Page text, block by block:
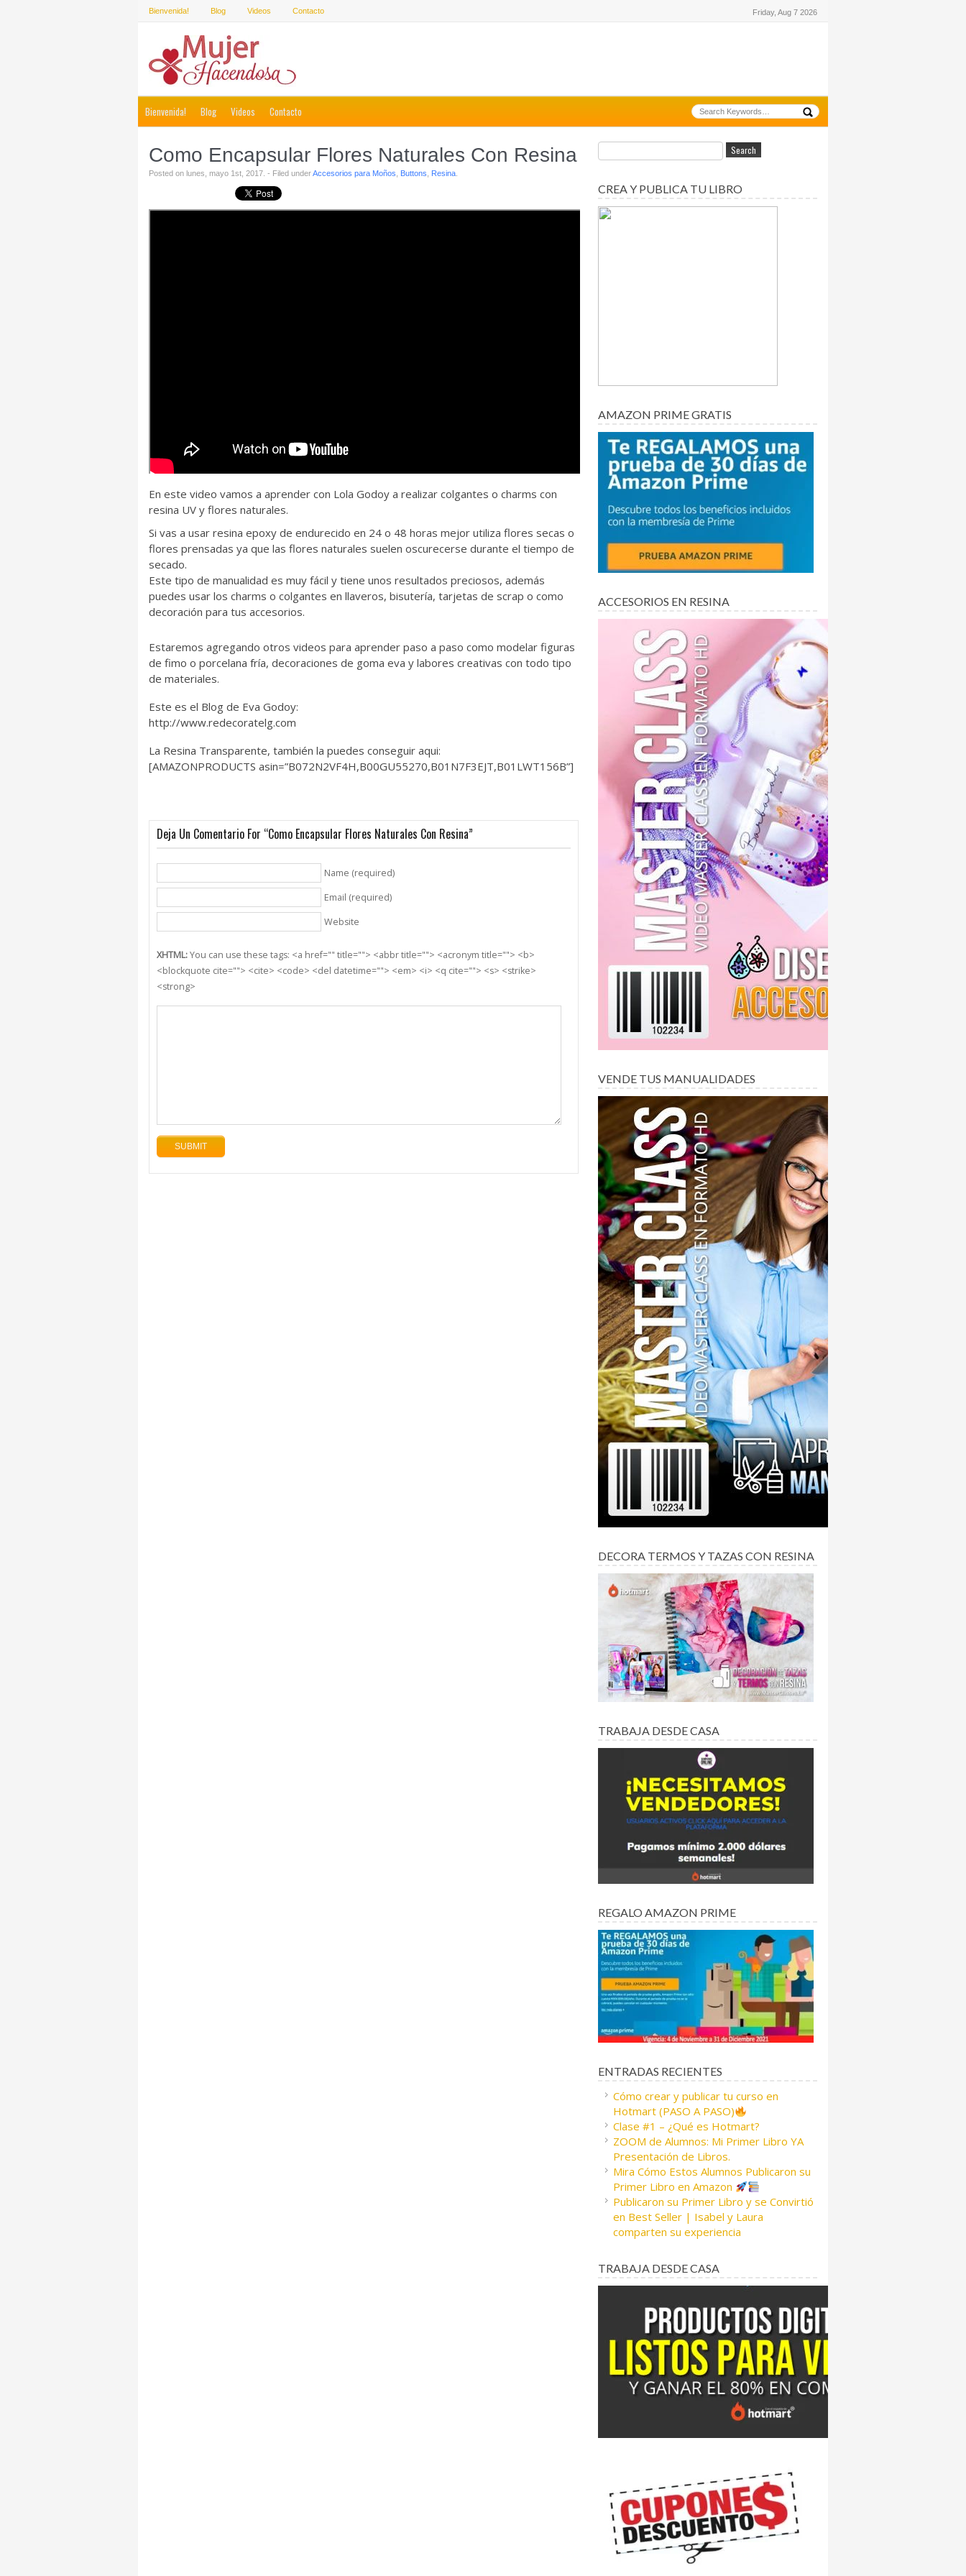
Bienvenida! Blog Videos Contacto Friday, Aug 7 2026
Bienvenida! Blog Videos Contacto
Como Encapsular Flores Naturales Con Resina
Posted on lunes, mayo 1st, 2017. - Filed underAccesorios para Moños Buttons Resina
En este video vamos a aprender con Lola Godoy a realizar colgantes o charms con
resina UV y flores naturales.
Si vas a usar resina epoxy de endurecido en 24 o 48 horas mejor utiliza flores secas o
flores prensadas ya que las flores naturales suelen oscurecerse durante el tiempo de
secado.
Este tipo de manualidad es muy fácil y tiene unos resultados preciosos, además
puedes usar los charms o colgantes en llaveros, bisutería, tarjetas de scrap o como
decoración para tus accesorios.
Estaremos agregando otros videos para aprender paso a paso como modelar figuras
de fimo o porcelana fría, decoraciones de goma eva y labores creativas con todo tipo
de materiales.
Este es el Blog de Eva Godoy:
http://www.redecoratelg.com
La Resina Transparente, también la puedes conseguir aqui:
[AMAZONPRODUCTS asin=”B072N2VF4H,B00GU55270,B01N7F3EJT,B01LWT156B”]
Deja Un Comentario For “Como Encapsular Flores Naturales Con Resina”
Name (required)
Email (required)
Website
XHTML:You can use these tags: <a href="" title=""> <abbr title=""> <acronym title=""> <b>
<blockquote cite=""> <cite> <code> <del datetime=""> <em> <i> <q cite=""> <s> <strike>
<strong>
CREA Y PUBLICA TU LIBRO
AMAZON PRIME GRATIS
ACCESORIOS EN RESINA
VENDE TUS MANUALIDADES
DECORA TERMOS Y TAZAS CON RESINA
TRABAJA DESDE CASA
REGALO AMAZON PRIME
ENTRADAS RECIENTES
Cómo crear y publicar tu curso en
Hotmart (PASO A PASO)
Clase #1 – ¿Qué es Hotmart?
ZOOM de Alumnos: Mi Primer Libro YA
Presentación de Libros.
Mira Cómo Estos Alumnos Publicaron su
Primer Libro en Amazon
Publicaron su Primer Libro y se Convirtió
en Best Seller | Isabel y Laura
comparten su experiencia
TRABAJA DESDE CASA